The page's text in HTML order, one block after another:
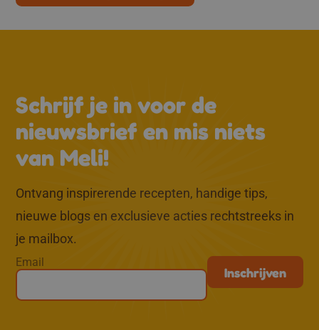
Schrijf je in voor de
nieuwsbrief en mis niets
van Meli!
Ontvang inspirerende recepten, handige tips,
nieuwe blogs en exclusieve acties rechtstreeks in
je mailbox.
Email